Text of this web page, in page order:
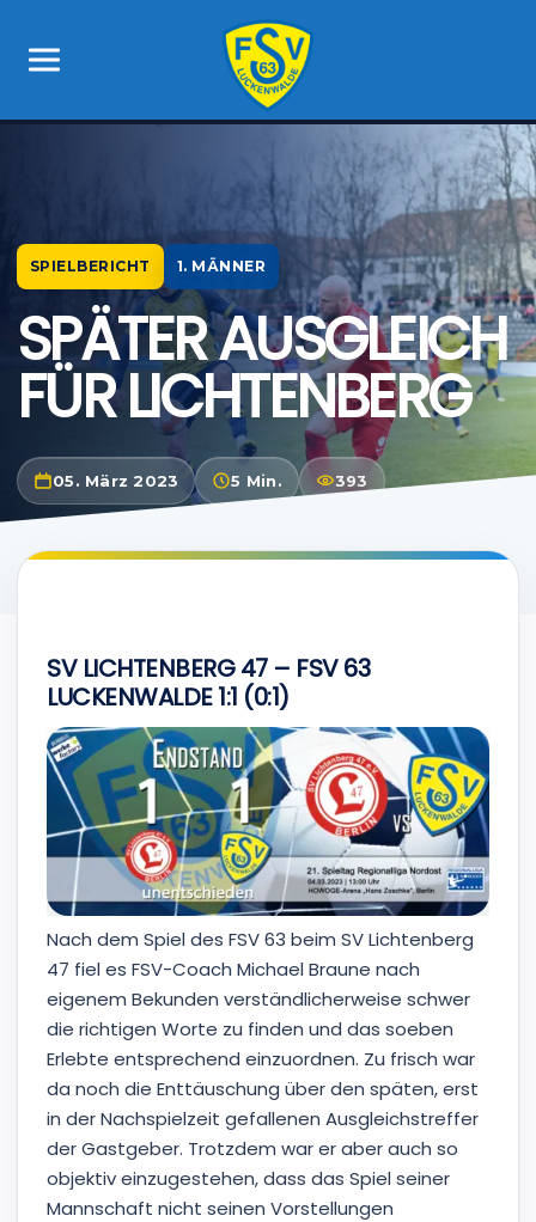
SPIELBERICHT 1. MÄNNER
SPÄTER AUSGLEICH
FÜR LICHTENBERG
05. März 2023 5 Min. 393
SV LICHTENBERG 47 – FSV 63
LUCKENWALDE 1:1 (0:1)
Nach dem Spiel des FSV 63 beim SV Lichtenberg
47 fiel es FSV-Coach Michael Braune nach
eigenem Bekunden verständlicherweise schwer
die richtigen Worte zu finden und das soeben
Erlebte entsprechend einzuordnen. Zu frisch war
da noch die Enttäuschung über den späten, erst
in der Nachspielzeit gefallenen Ausgleichstreffer
der Gastgeber. Trotzdem war er aber auch so
objektiv einzugestehen, dass das Spiel seiner
Mannschaft nicht seinen Vorstellungen